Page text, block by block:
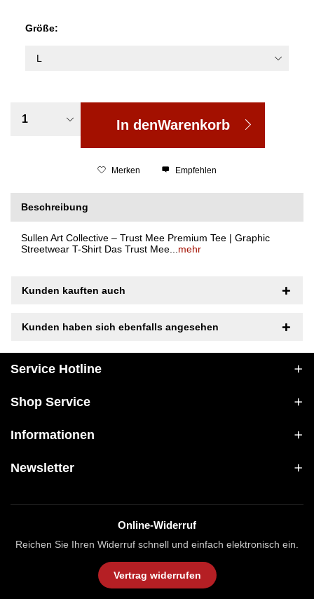
Größe:
In denWarenkorb
Merken Empfehlen
Beschreibung
Sullen Art Collective – Trust Mee Premium Tee | Graphic
Streetwear T-Shirt Das Trust Mee... mehr
Kunden kauften auch
Kunden haben sich ebenfalls angesehen
Service Hotline
Shop Service
Informationen
Newsletter
Online-Widerruf
Reichen Sie Ihren Widerruf schnell und einfach elektronisch ein.
Vertrag widerrufen